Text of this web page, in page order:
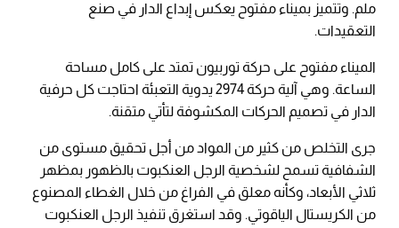
ملم. وتتميز بميناء مفتوح يعكس إبداع الدار في صنع
التعقيدات.
الميناء مفتوح على حركة توربيون تمتد على كامل مساحة
الساعة. وهي آلية حركة 2974 يدوية التعبئة احتاجت كل حرفية
الدار في تصميم الحركات المكشوفة لتأتي متقنة.
جرى التخلص من كثير من المواد من أجل تحقيق مستوى من
الشفافية تسمح لشخصية الرجل العنكبوت بالظهور بمظهر
ثلاثي الأبعاد، وكأنه معلق في الفراغ من خلال الغطاء المصنوع
من الكريستال الياقوتي. وقد استغرق تنفيذ الرجل العنكبوت